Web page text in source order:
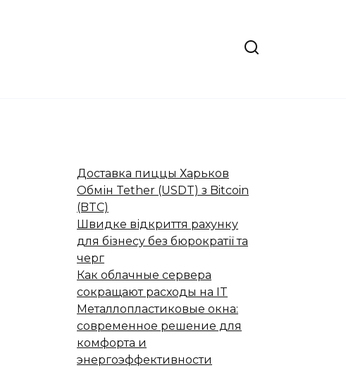
Доставка пиццы Харьков
Обмін Tether (USDT) з Bitcoin
(BTC)
Швидке відкриття рахунку
для бізнесу без бюрократії та
черг
Как облачные сервера
сокращают расходы на IT
Металлопластиковые окна:
современное решение для
комфорта и
энергоэффективности